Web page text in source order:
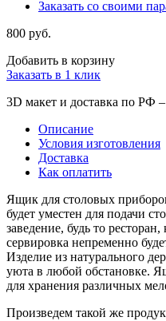
Заказать со своими
800 руб.
Добавить в корзину
Заказать в 1 клик
3D макет и доставка по РФ –
Описание
Условия изготовления
Доставка
Как оплатить
Ящик для столовых
будет уместен для подачи
заведение, будь то
сервировка непременно
Изделие из натурального
уюта в любой обстановке.
для хранения различных
Произведем такой же